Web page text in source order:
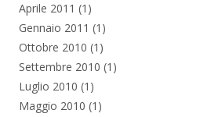
Aprile 2011 (1)
Gennaio 2011 (1)
Ottobre 2010 (1)
Settembre 2010 (1)
Luglio 2010 (1)
Maggio 2010 (1)